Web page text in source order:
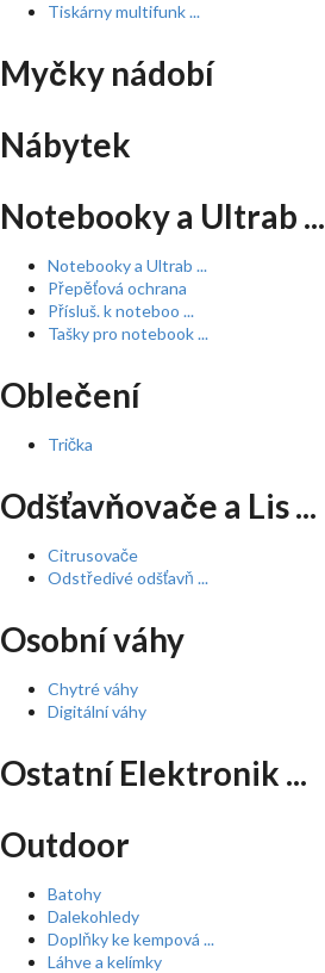
Tiskárny multifunk ...
Myčky nádobí
Nábytek
Notebooky a Ultrab ...
Notebooky a Ultrab ...
Přepěťová ochrana
Přísluš. k noteboo ...
Tašky pro notebook ...
Oblečení
Trička
Odšťavňovače a Lis ...
Citrusovače
Odstředivé odšťavň ...
Osobní váhy
Chytré váhy
Digitální váhy
Ostatní Elektronik ...
Outdoor
Batohy
Dalekohledy
Doplňky ke kempová ...
Láhve a kelímky